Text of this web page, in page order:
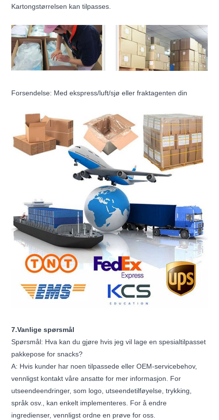
Kartongstørrelsen kan tilpasses.
Forsendelse: Med ekspress/luft/sjø eller fraktagenten din
7.Vanlige spørsmål
Spørsmål: Hva kan du gjøre hvis jeg vil lage en spesialtilpasset
pakkepose for snacks?
A: Hvis kunder har noen tilpassede eller OEM-servicebehov,
vennligst kontakt våre ansatte for mer informasjon. For
utseendeendringer, som logo, utseendetilføyelse, trykking,
språk osv., kan enkelt implementeres. For å endre
ingredienser, vennligst ordne en prøve for oss.